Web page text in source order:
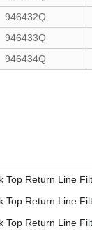
946432Q
946433Q
946434Q